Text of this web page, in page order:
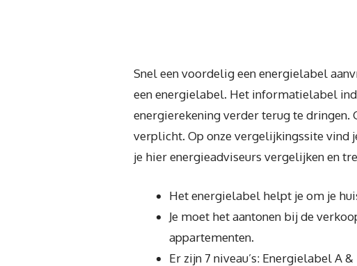
Snel een voordelig een energielabel
een energielabel. Het informatielabel
energierekening verder terug te dringen.
verplicht. Op onze vergelijkingssite vind
je hier energieadviseurs vergelijken en
Het energielabel helpt je om je
Je moet het aantonen bij de
appartementen.
Er zijn 7 niveau’s: Energielabel A